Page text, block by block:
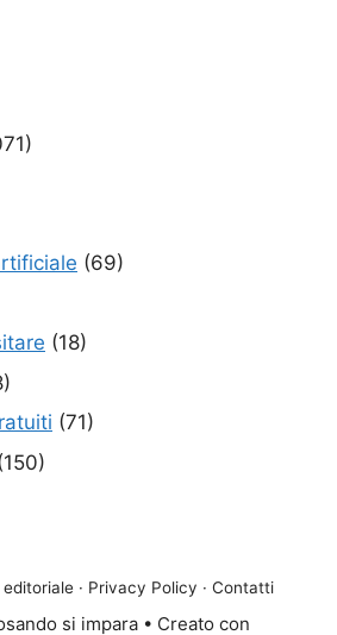
(69)
(18)
(71)
editoriale · Privacy Policy · Contatti
si impara • Creato con